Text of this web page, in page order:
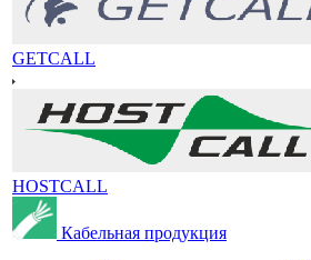
GETCALL
HOSTCALL
Кабельная продукция